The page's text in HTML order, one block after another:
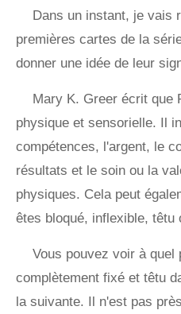
Dans un instant, je vais
premières cartes de la
donner une idée de leur
Mary K. Greer écrit que
physique et sensorielle. Il
compétences, l'argent, le
résultats et le soin ou la
physiques. Cela peut
êtes bloqué, inflexible, têtu
Vous pouvez voir à quel
complètement fixé et têtu
la suivante. Il n'est pas